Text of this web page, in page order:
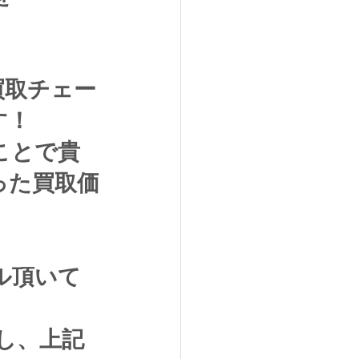
チェー
とで貴
買取価
頂いて
、上記